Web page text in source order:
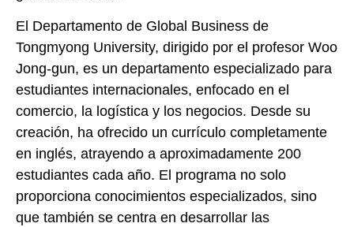
El Departamento de Global Business de
Tongmyong University, dirigido por el profesor Woo
Jong-gun, es un departamento especializado para
estudiantes internacionales, enfocado en el
comercio, la logística y los negocios. Desde su
creación, ha ofrecido un currículo completamente
en inglés, atrayendo a aproximadamente 200
estudiantes cada año. El programa no solo
proporciona conocimientos especializados, sino
que también se centra en desarrollar las